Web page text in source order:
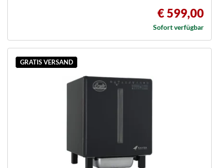
€ 599,00
Sofort verfügbar
GRATIS VERSAND